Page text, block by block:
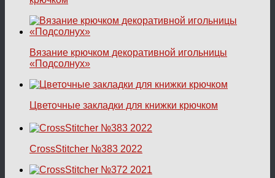
Вязание крючком декоративной игольницы
«Подсолнух»
Цветочные закладки для книжки крючком
CrossStitcher №383 2022